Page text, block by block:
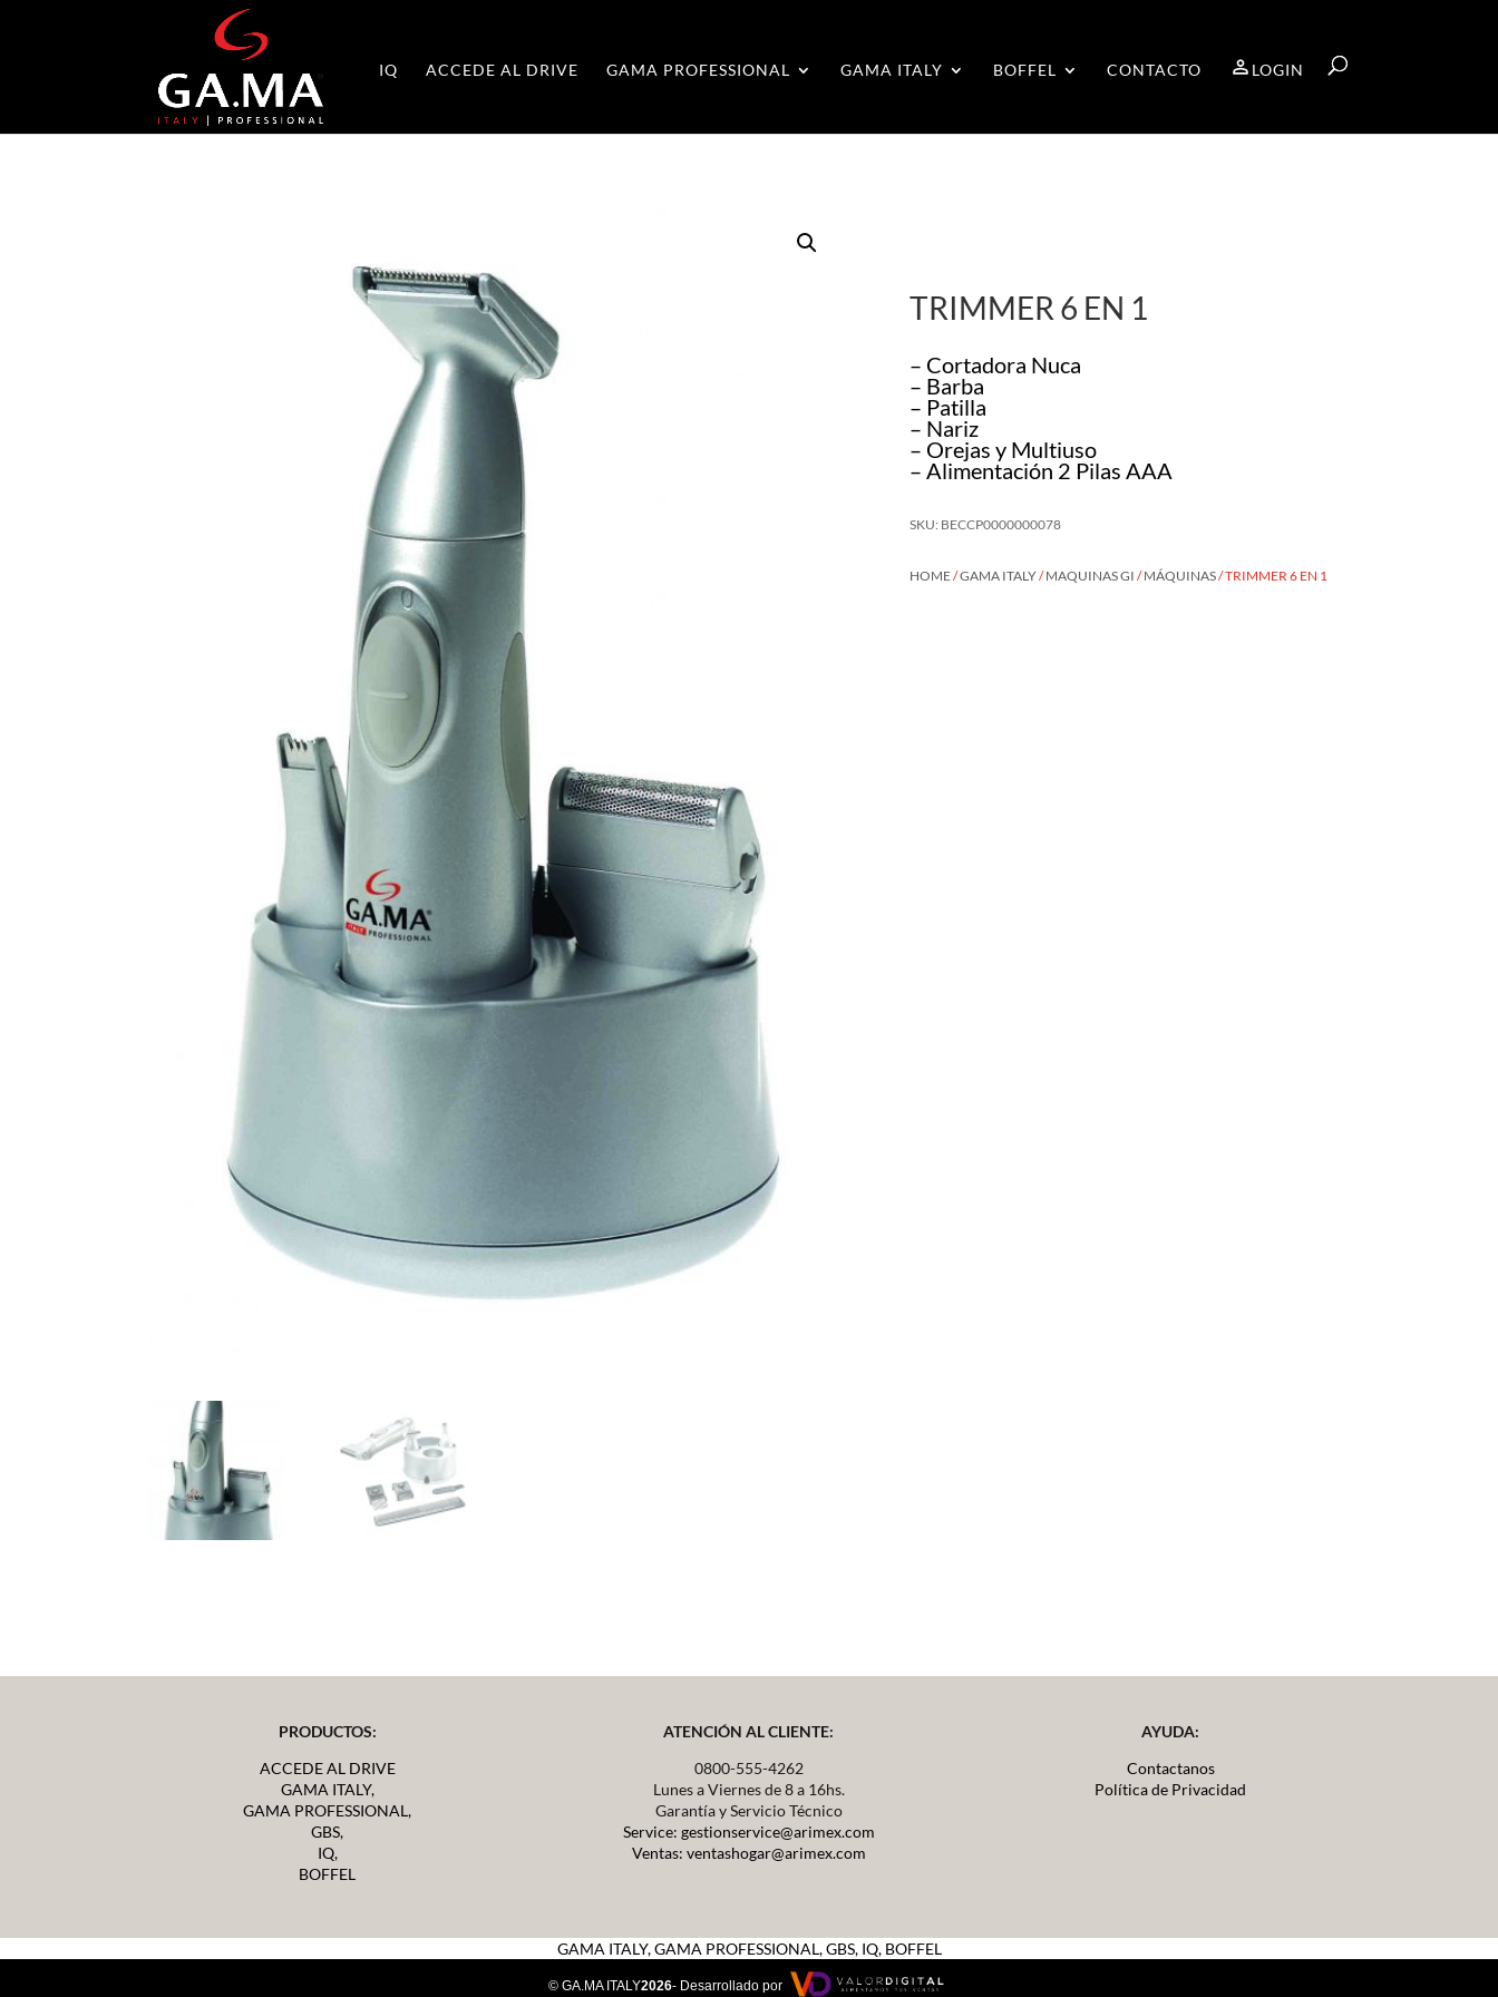
IQ ACCEDE AL DRIVE GAMA PROFESSIONAL GAMA ITALY BOFFEL CONTACTO LOGIN
TRIMMER 6 EN 1
– Cortadora Nuca
– Barba
– Patilla
– Nariz
– Orejas y Multiuso
– Alimentación 2 Pilas AAA
SKU: BECCP0000000078
HOME/GAMA ITALY/MAQUINAS GI /MÁQUINAS/ TRIMMER 6 EN 1
PRODUCTOS:
ACCEDE AL DRIVE
GAMA ITALY,
GAMA PROFESSIONAL,
GBS,
IQ,
BOFFEL
ATENCIÓN AL CLIENTE:
0800-555-4262
Lunes a Viernes de 8 a 16hs.
Garantía y Servicio Técnico
Service: gestionservice@arimex.com
Ventas: ventashogar@arimex.com
AYUDA:
Contactanos
Política de Privacidad
GAMA ITALY,GAMA PROFESSIONAL, GBS, IQ, BOFFEL
© GA.MA ITALY2026- Desarrollado por